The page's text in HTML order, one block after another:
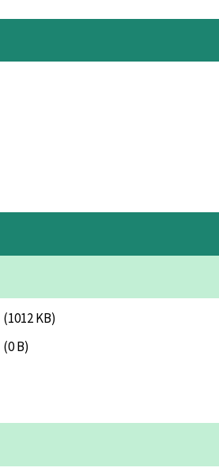
(1012 KB)
(0 B)